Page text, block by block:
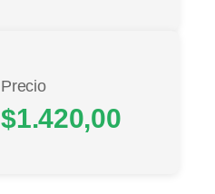
Precio
$1.420,00